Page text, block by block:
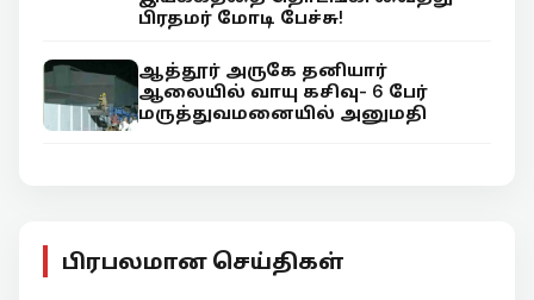
பிரதமர் மோடி பேச்சு!
ஆத்தூர் அருகே தனியார்
ஆலையில் வாயு கசிவு- 6 பேர்
மருத்துவமனையில் அனுமதி
பிரபலமான செய்திகள்